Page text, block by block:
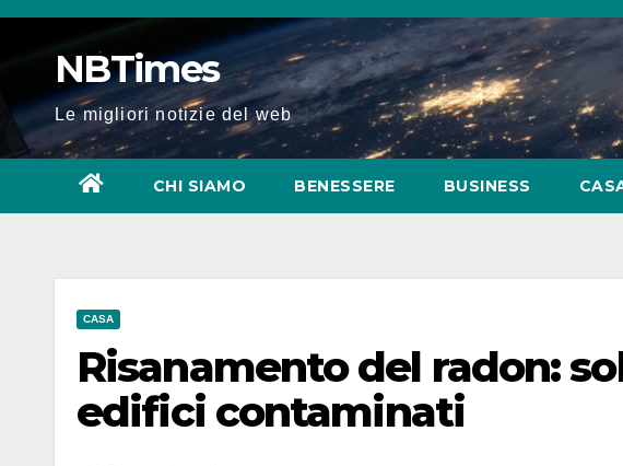
Salta
contenutoNBTimes
Le migliori notizie del web
CHI SIAMO BENESSERE BUSINESS
CASA
Risanamento del radon:
edifici contaminati